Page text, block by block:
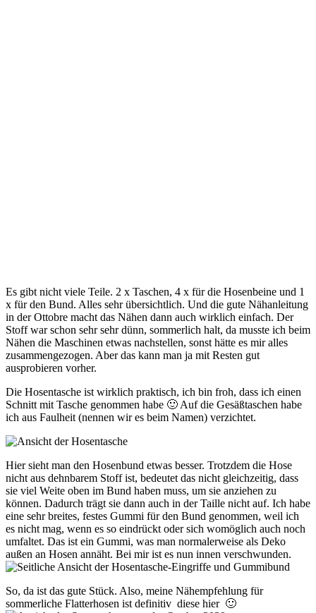
Es gibt nicht viele Teile. 2 x Taschen, 4 x für die Hosenbeine und 1
x für den Bund. Alles sehr übersichtlich. Und die gute Nähanleitung
in der Ottobre macht das Nähen dann auch wirklich einfach. Der
Stoff war schon sehr sehr dünn, sommerlich halt, da musste ich beim
Nähen die Maschinen etwas nachstellen, sonst hätte es mir alles
zusammengezogen. Aber das kann man ja mit Resten gut
ausprobieren vorher.
Die Hosentasche ist wirklich praktisch, ich bin froh, dass ich einen
Schnitt mit Tasche genommen habe 🙂 Auf die Gesäßtaschen habe
ich aus Faulheit (nennen wir es beim Namen) verzichtet.
Hier sieht man den Hosenbund etwas besser. Trotzdem die Hose
nicht aus dehnbarem Stoff ist, bedeutet das nicht gleichzeitig, dass
sie viel Weite oben im Bund haben muss, um sie anziehen zu
können. Dadurch trägt sie dann auch in der Taille nicht auf. Ich habe
eine sehr breites, festes Gummi für den Bund genommen, weil ich
es nicht mag, wenn es so eindrückt oder sich womöglich auch noch
umfaltet. Das ist ein Gummi, was man normalerweise als Deko
außen an Hosen annäht. Bei mir ist es nun innen verschwunden.
So, da ist das gute Stück. Also, meine Nähempfehlung für
sommerliche Flatterhosen ist definitiv diese hier 🙂